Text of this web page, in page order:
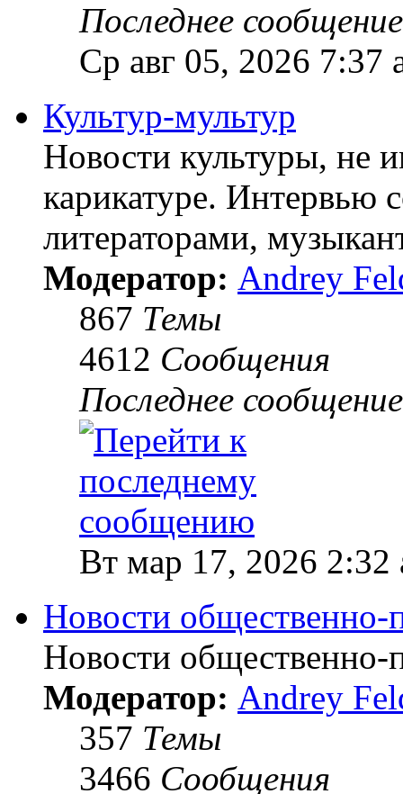
Последнее сообщение
Ср авг 05, 2026 7:37
Культур-мультур
Новости культуры, не
карикатуре. Интервью
литераторами,
Модератор: Andrey
867 Темы
4612 Сообщения
Последнее сообщение
Вт мар 17, 2026 2:32
Новости общественно-
Новости общественно-
Модератор: Andrey
357 Темы
3466 Сообщения